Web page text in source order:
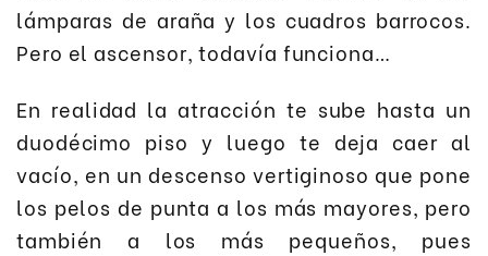
lámparas de araña y los cuadros barrocos.
Pero el ascensor, todavía funciona…
En realidad la atracción te sube hasta un
duodécimo piso y luego te deja caer al
vacío, en un descenso vertiginoso que pone
los pelos de punta a los más mayores, pero
también a los más pequeños, pues